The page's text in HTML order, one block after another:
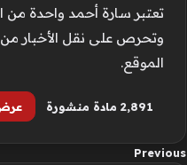
تعتبر سارة أحمد واحدة من
وتحرص على نقل الأخبار
الموقع.
2٬891 مادة منشورة
Previous